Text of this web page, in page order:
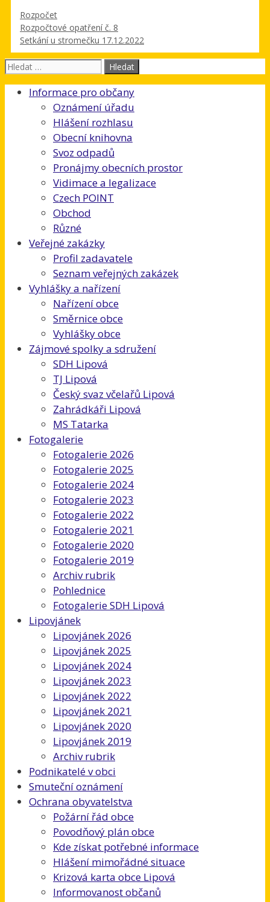
Rubriky
Rozpočet
Rozpočtové opatření č. 8
Setkání u stromečku 17.12.2022
Hledat:
Informace pro občany
Oznámení úřadu
Hlášení rozhlasu
Obecní knihovna
Svoz odpadů
Pronájmy obecních prostor
Vidimace a legalizace
Czech POINT
Obchod
Různé
Veřejné zakázky
Profil zadavatele
Seznam veřejných zakázek
Vyhlášky a nařízení
Nařízení obce
Směrnice obce
Vyhlášky obce
Zájmové spolky a sdružení
SDH Lipová
TJ Lipová
Český svaz včelařů Lipová
Zahrádkáři Lipová
MS Tatarka
Fotogalerie
Fotogalerie 2026
Fotogalerie 2025
Fotogalerie 2024
Fotogalerie 2023
Fotogalerie 2022
Fotogalerie 2021
Fotogalerie 2020
Fotogalerie 2019
Archiv rubrik
Pohlednice
Fotogalerie SDH Lipová
Lipovjánek
Lipovjánek 2026
Lipovjánek 2025
Lipovjánek 2024
Lipovjánek 2023
Lipovjánek 2022
Lipovjánek 2021
Lipovjánek 2020
Lipovjánek 2019
Archiv rubrik
Podnikatelé v obci
Smuteční oznámení
Ochrana obyvatelstva
Požární řád obce
Povodňový plán obce
Kde získat potřebné informace
Hlášení mimořádné situace
Krizová karta obce Lipová
Informovanost občanů